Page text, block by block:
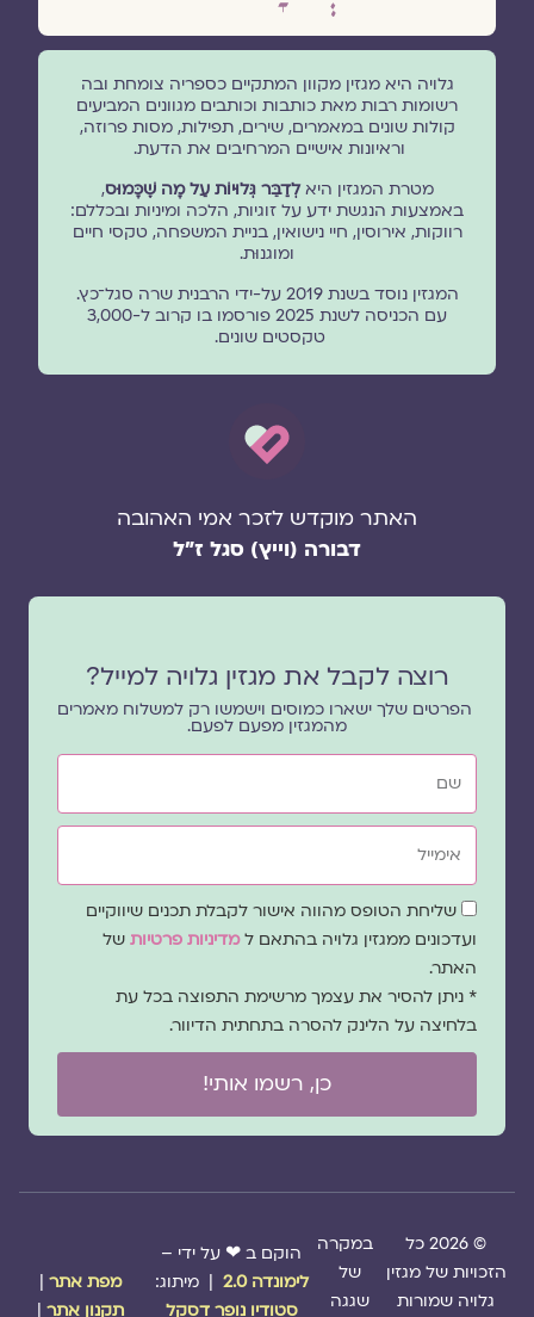
גלויה היא מגזין מקוון המתקיים כספריה צומחת ובה
רשומות רבות מאת כותבות וכותבים מגוונים המביעים
קולות שונים במאמרים, שירים, תפילות, מסות פרוזה,
וראיונות אישיים המרחיבים את הדעת.
מטרת המגזין היאלְדַבֵּר גְּלוּיוֹת עַל מָה שֶׁכָּמוּס,
באמצעות הנגשת ידע על זוגיות, הלכה ומיניות ובכללם:
רווקות, אירוסין, חיי נישואין, בניית המשפחה, טקסי חיים
ומוגנוּת.
המגזין נוסד בשנת 2019 על-ידי הרבנית שרה סגל־כץ.
עם הכניסה לשנת 2025 פורסמו בו קרוב ל-3,000
טקסטים שונים.
האתר מוקדש לזכר אמי האהובה
דבורה (וייץ) סגל ז"ל
רוצה לקבל את מגזין גלויה למייל?
הפרטים שלך ישארו כמוסים וישמשו רק למשלוח מאמרים
מהמגזין מפעם לפעם.
שם
אימייל
שדה
הסכמה
שליחת הטופס מהווה אישור לקבלת תכנים שיווקיים
ועדכונים ממגזין גלויה בהתאם ל מדיניות פרטיותשל
האתר.
* ניתן להסיר את עצמך מרשימת התפוצה בכל עת
בלחיצה על הלינק להסרה בתחתית הדיוור.
כן, רשמו אותי!
© 2026 כל
הזכויות של מגזין
גלויה שמורות
במקרה
של
שגגה
הוקם ב ❤ על ידי –
לימונדה 2.0
| מיתוג:
סטודיו נופר דסקל
מפת אתר|
תקנון אתר|